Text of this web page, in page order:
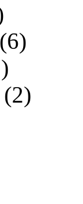
(6)
(2)